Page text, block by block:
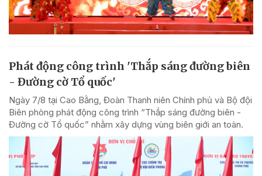
Phát động công trình 'Thắp sáng đường biên
- Đường cờ Tổ quốc'
Ngày 7/8 tại Cao Bằng, Đoàn Thanh niên Chính phủ và Bộ đội
Biên phòng phát động công trình “Thắp sáng đường biên -
Đường cờ Tổ quốc” nhằm xây dựng vùng biên giới an toàn.